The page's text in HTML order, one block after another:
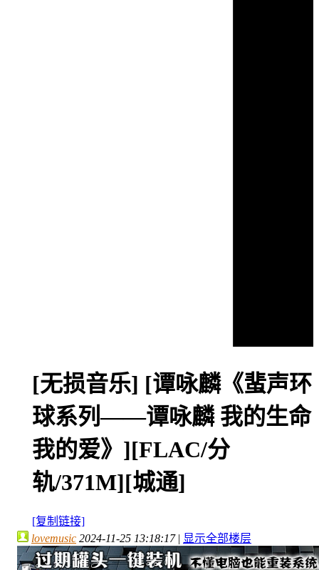
[无损音乐] [谭咏麟《蜚声环
球系列——谭咏麟 我的生命
我的爱》][FLAC/分
轨/371M][城通]
[复制链接]
lovemusic 2024-11-25 13:18:17 | 显示全部楼层